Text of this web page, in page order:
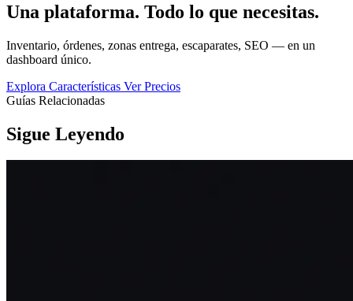
Una plataforma. Todo lo que necesitas.
Inventario, órdenes, zonas entrega, escaparates, SEO — en un
dashboard único.
Explora Características Ver Precios
Guías Relacionadas
Sigue Leyendo